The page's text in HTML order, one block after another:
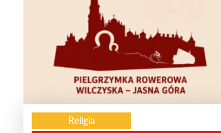
Religia